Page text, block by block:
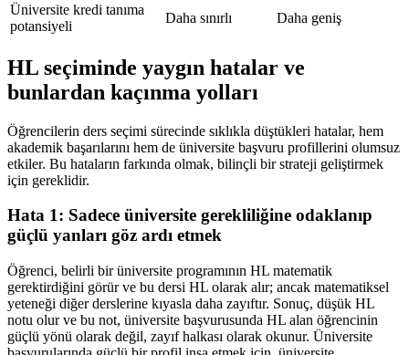
Üniversite kredi tanıma
potansiyeli
Daha sınırlı Daha geniş
HL seçiminde yaygın hatalar ve
bunlardan kaçınma yolları
Öğrencilerin ders seçimi sürecinde sıklıkla düştükleri hatalar, hem
akademik başarılarını hem de üniversite başvuru profillerini olumsuz
etkiler. Bu hataların farkında olmak, bilinçli bir strateji geliştirmek
için gereklidir.
Hata 1: Sadece üniversite gerekliliğine odaklanıp
güçlü yanları göz ardı etmek
Öğrenci, belirli bir üniversite programının HL matematik
gerektirdiğini görür ve bu dersi HL olarak alır; ancak matematiksel
yeteneği diğer derslerine kıyasla daha zayıftır. Sonuç, düşük HL
notu olur ve bu not, üniversite başvurusunda HL alan öğrencinin
güçlü yönü olarak değil, zayıf halkası olarak okunur. Üniversite